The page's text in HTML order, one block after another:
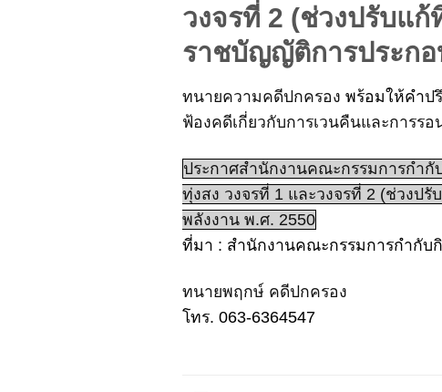
วงจรที่ 2 (ช่วงปรับแ
ราชบัญญัติการประกอ
ทนายความคดีปกครอง พร้อมให้คำป
ฟ้องคดีเกี่ยวกับการเวนคืนและการรอ
ประกาศสำนักงานคณะกรรมการกำกั
ทุ่งสง วงจรที่ 1 และวงจรที่ 2 (ช่วงป
พลังงาน พ.ศ. 2550
ที่มา : สำนักงานคณะกรรมการกำกับ
ทนายพฤกษ์ คดีปกครอง
โทร. 063-6364547